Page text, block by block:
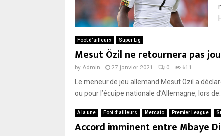
Foot d’ailleurs Super Lig
Mesut Özil ne retournera pas
by Admin 27 janvier 2021 0 611
Le meneur de jeu allemand Mesut Özil a
ou pour l’équipe nationale d’Allemagne, lors
A la une Foot d’ailleurs Mercato Premier League
Accord imminent entre Mbaye